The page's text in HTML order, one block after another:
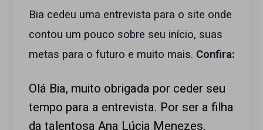
Bia cedeu uma entrevista para o site onde
contou um pouco sobre seu início, suas
metas para o futuro e muito mais. Confira:
Olá Bia, muito obrigada por ceder seu
tempo para a entrevista. Por ser a filha